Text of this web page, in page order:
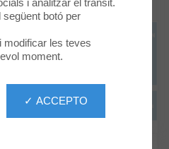
i analitzar el trànsit.
botó per
modificar les teves
moment.
✓ ACCEPTO